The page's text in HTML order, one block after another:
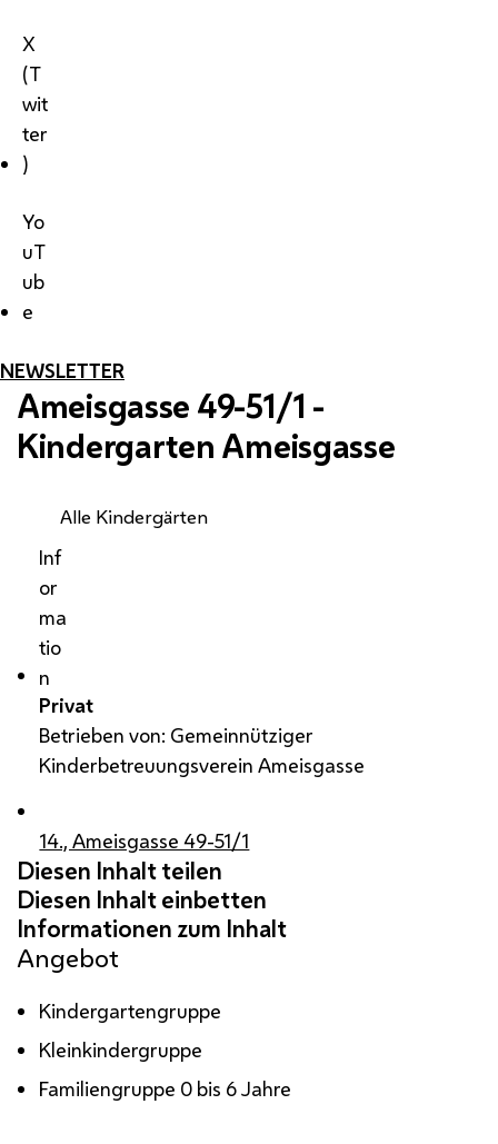
X
(T
wit
ter
)
Yo
uT
ub
e
NEWSLETTER
Ameisgasse 49-51/1 -
Kindergarten Ameisgasse
Alle Kindergärten
Inf
or
ma
tio
n
Privat
Betrieben von: Gemeinnütziger
Kinderbetreuungsverein Ameisgasse
14., Ameisgasse 49-51/1
Angebot
Kindergartengruppe
Kleinkindergruppe
Familiengruppe 0 bis 6 Jahre